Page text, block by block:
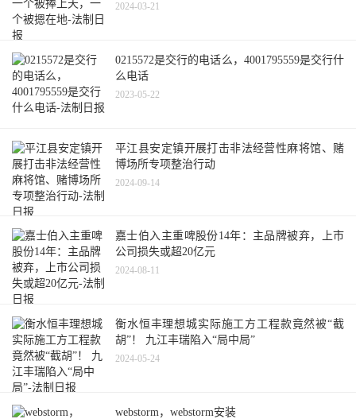
2024-03-21
0215572是交行的电话么，4001795559是交行什
么电话
2023-05-22
平江县安定镇开展打击非法经营性麻将馆、赌
博场所专项整治行动
2024-09-14
嘉士伯入主重啤股份14年：主品牌被弃，上市
公司损失或超20亿元
2024-08-11
衡水恒丰理想城实际施工方工程款竟然被“截
胡”！ 九江丰瑞陷入“局中局”
2024-05-24
webstorm，webstorm安装